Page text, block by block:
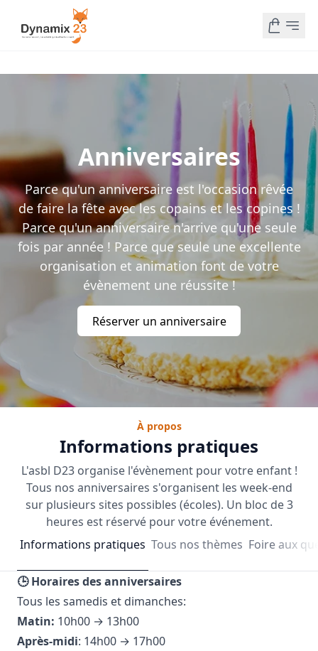
Anniversaires
Parce qu'un anniversaire est l'occasion rêvée
de faire la fête avec les copains et les copines !
Parce qu'un anniversaire n'arrive qu'une seule
fois par année ! Parce que seule une excellente
organisation et animation font de votre
évènement une réussite !
Réserver un anniversaire
À propos
Informations pratiques
L'asbl D23 organise l'évènement pour votre enfant !
Tous nos anniversaires s'organisent les week-end
sur plusieurs sites possibles (écoles). Un bloc de 3
heures est réservé pour votre événement.
Informations pratiques Tous nos thèmes Foire aux
🕒 Horaires des anniversaires
Tous les samedis et dimanches:
Matin: 10h00 → 13h00
Après-midi: 14h00 → 17h00